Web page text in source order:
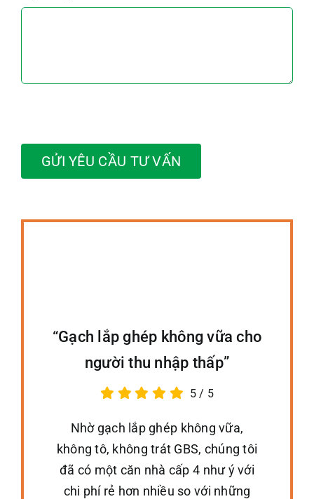
GỬI YÊU CẦU TƯ VẤN
“Gạch lắp ghép không vữa cho
người thu nhập thấp”
5/ 5
Nhờ gạch lắp ghép không vữa,
không tô, không trát GBS, chúng tôi
đã có một căn nhà cấp 4 như ý với
chi phí rẻ hơn nhiều so với những